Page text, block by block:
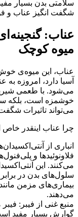
سلامتی بدن بسیار
شگفت‌ انگیز عناب و
عناب:
میوه کوچک
عناب، این میوه‌ی
آسیا دارد، امروزه به
می‌شود. با طعمی
خوشمزه است، بلکه
می‌تواند تاثیرات
چرا عناب اینقدر
فلاونوئیدها و
می‌کنند. این
سلول‌های بدن در
بیماری‌های مزمن
می‌دهند.
منبع غنی از فیبر:
گوارش بسیار مفید